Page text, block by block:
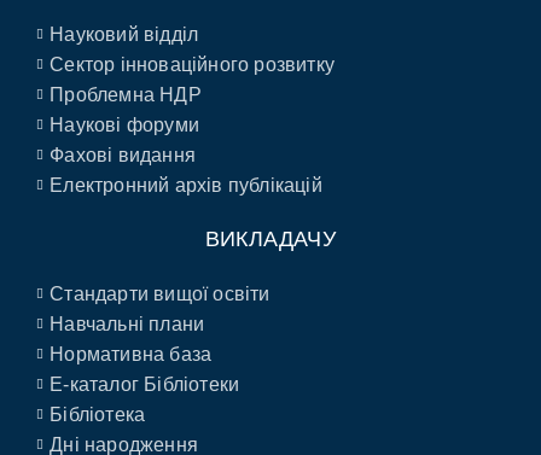
Науковий відділ
Сектор інноваційного розвитку
Проблемна НДР
Наукові форуми
Фахові видання
Електронний архів публікацій
ВИКЛАДАЧУ
Стандарти вищої освіти
Навчальні плани
Нормативна база
E-каталог Бібліотеки
Бібліотека
Дні народження